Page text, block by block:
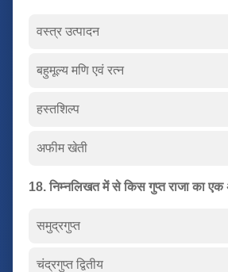
वस्त्र उत्पादन
बहुमूल्य मणि एवं रत्न
हस्तशिल्प
अफीम खेती
18. निम्नलिखत में से किस गुप्त राजा का एक
समुद्रगुप्त
चंद्रगुप्त द्वितीय